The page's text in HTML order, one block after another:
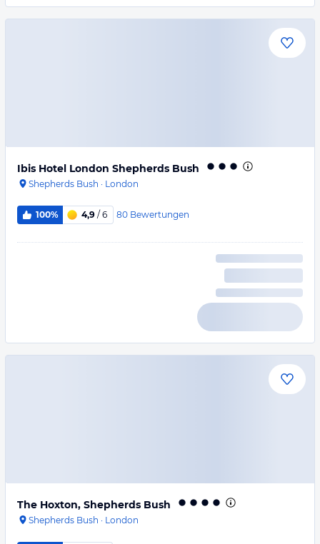
Ibis Hotel London Shepherds Bush
Shepherds Bush · London
100% 4,9 / 6 80 Bewertungen
The Hoxton, Shepherds Bush
Shepherds Bush · London